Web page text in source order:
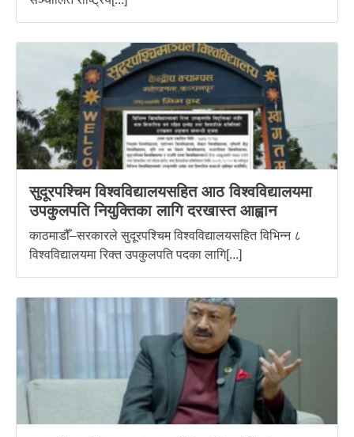
सुदूरपश्चिम विश्वविद्यालयसहित आठ विश्वविद्यालयमा
उपकुलपति नियुक्तिका लागि दरखास्त आह्वान
काठमाडौँ–सरकारले सुदूरपश्चिम विश्वविद्यालयसहित विभिन्न ८
विश्वविद्यालयमा रिक्त उपकुलपति पदका लागि[...]